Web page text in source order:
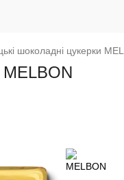
шоколадні цукерки